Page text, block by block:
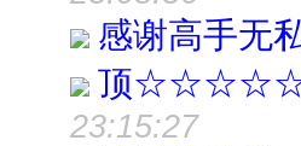
感谢高手无
顶
23:15:27